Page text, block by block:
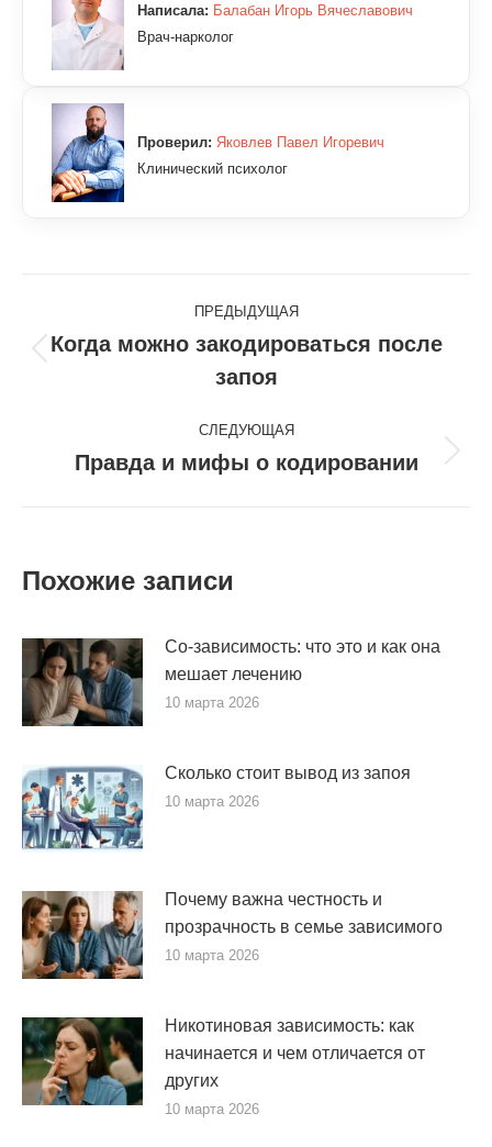
Написала: Балабан Игорь Вячеславович
Врач-нарколог
Проверил: Яковлев Павел Игоревич
Клинический психолог
Навигация
по
ПРЕДЫДУЩАЯ
Предыдущая
запись:
Когда можно закодироваться после
запоя
СЛЕДУЮЩАЯ
Следующая
Правда и мифы о кодировании
Похожие записи
Со-зависимость: что это и как она
мешает лечению
10 марта 2026
Сколько стоит вывод из запоя
10 марта 2026
Почему важна честность и
прозрачность в семье зависимого
10 марта 2026
Никотиновая зависимость: как
начинается и чем отличается от
других
10 марта 2026